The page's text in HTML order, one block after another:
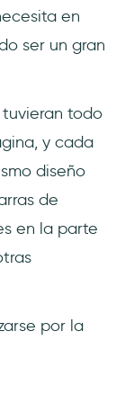
en
ser un gran
tuvieran todo
y cada
diseño
de
en la parte
por la